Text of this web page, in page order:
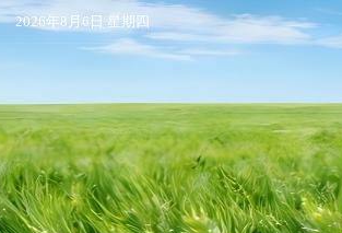
2026年8月6日 星期四